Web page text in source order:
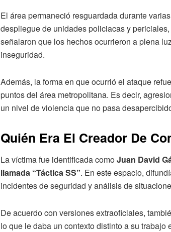
El área permaneció resguardada durante
despliegue de unidades policiacas y
señalaron que los hechos ocurrieron a plena
inseguridad.
Además, la forma en que ocurrió el ataque
puntos del área metropolitana. Es decir,
un nivel de violencia que no pasa
Quién Era El Creador De
La víctima fue identificada comoJuan David
llamada “Táctica SS”. En este espacio,
incidentes de seguridad y análisis de
De acuerdo con versiones extraoficiales,
lo que le daba un contexto distinto a su